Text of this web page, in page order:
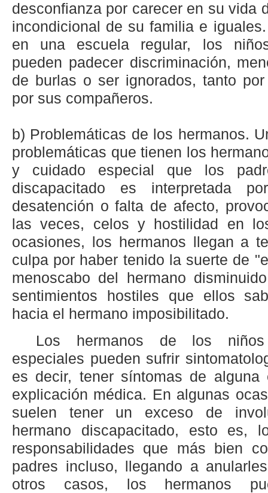
desconfianza por carecer en su vida
incondicional de su familia e
en una escuela regular, los
pueden padecer discriminación,
de burlas o ser ignorados, tanto
por sus compañeros.
b) Problemáticas de los hermanos.
problemáticas que tienen los
y cuidado especial que los
discapacitado es interpretada
desatención o falta de afecto,
las veces, celos y hostilidad en
ocasiones, los hermanos llegan a
culpa por haber tenido la suerte de
menoscabo del hermano
sentimientos hostiles que ellos
hacia el hermano imposibilitado.
Los hermanos de los niños
especiales pueden sufrir
es decir, tener síntomas de alguna
explicación médica. En algunas
suelen tener un exceso de
hermano discapacitado, esto es,
responsabilidades que más bien
padres incluso, llegando a
otros casos, los hermanos